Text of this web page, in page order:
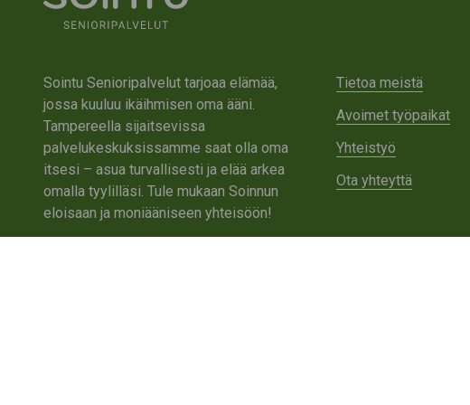
Sointu Senioripalvelut tarjoaa elämää,
jossa kuuluu ikäihmisen oma ääni.
Tampereella sijaitsevissa
palvelukeskuksissamme saat olla oma
itsesi – asua turvallisesti ja elää arkea
omalla tyylilläsi. Tule mukaan Soinnun
eloisaan ja moniääniseen yhteisöön!
Tietoa meistä
Avoimet työpaikat
Yhteistyö
Ota yhteyttä